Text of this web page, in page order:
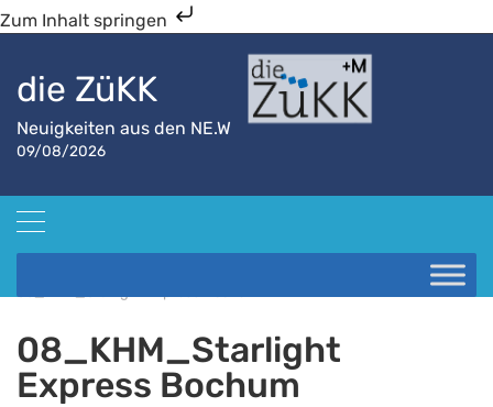
Zum Inhalt springen
die ZüKK
Neuigkeiten aus den NE.W
09/08/2026
08_KHM_Starlight Express Bochum
08_KHM_Starlight
Express Bochum